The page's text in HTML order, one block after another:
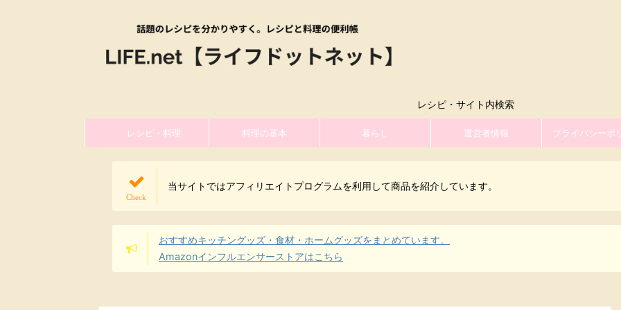
レシピ・サイト内検索
レシピ・料理 料理の基本 暮らし 運営者情報 プライバシーポ
当サイトではアフィリエイトプログラムを利用して商品を紹介しています。
おすすめキッチングッズ・食材・ホームグッズをまとめています。
Amazonインフルエンサーストアはこちら